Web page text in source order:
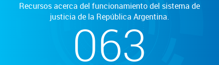
Recursos acerca del funcionamiento del sistema de
justicia de la República Argentina.
063